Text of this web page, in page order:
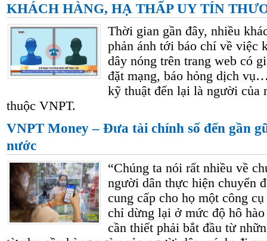
KHÁCH HÀNG, HẠ THẤP UY TÍN
Thời gian gần đây, nhiều
phản ánh tới báo chí về việc
dây nóng trên trang web có
đặt mạng, báo hỏng dịch
kỹ thuật đến lại là người của
thuộc VNPT.
VNPT Money – Đưa tài chính số đến gần
nước
“Chúng ta nói rất nhiều về
người dân thực hiện chuyển
cung cấp cho họ một công
chỉ dừng lại ở mức độ hô
cần thiết phải bắt đầu từ